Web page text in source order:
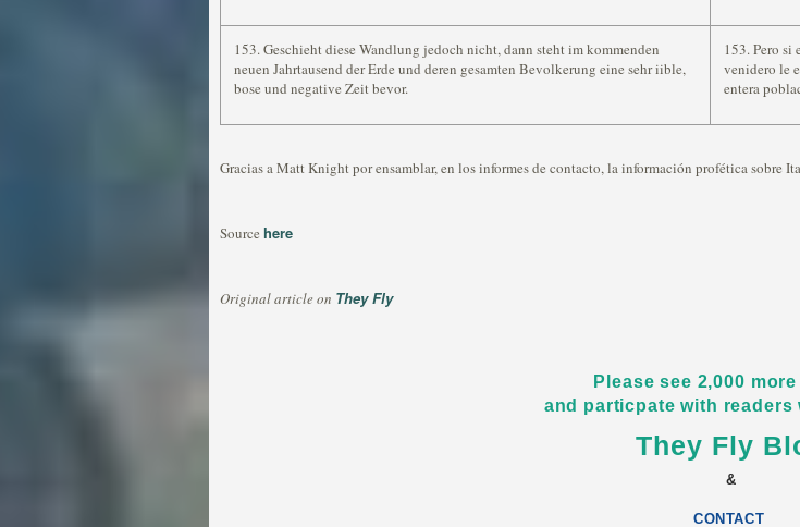
153. Geschieht diese Wandlung jedoch nicht, dann steht im kommenden
neuen Jahrtausend der Erde und deren gesamten Bevolkerung eine sehr iible,
bose und negative Zeit bevor.
153. Pero si
venidero le
entera
Gracias a Matt Knight por ensamblar, en los informes de contacto, la información profética sobre
Source here
Original article on They Fly
Please see 2,000
and particpate with readers
They Fly
&
CONTACT